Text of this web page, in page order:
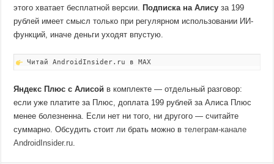
этого хватает бесплатной версии. Подписка на Алису за 199
рублей имеет смысл только при регулярном использовании ИИ-
функций, иначе деньги уходят впустую.
Читай AndroidInsider.ru в MAX
Яндекс Плюс с Алисой в комплекте — отдельный разговор:
если уже платите за Плюс, доплата 199 рублей за Алиса Плюс
менее болезненна. Если нет ни того, ни другого — считайте
суммарно. Обсудить стоит ли брать можно втелеграм-канале
AndroidInsider.ru.